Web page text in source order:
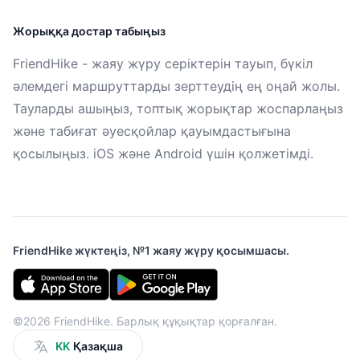
Жорыққа достар табыңыз
FriendHike - жаяу жүру серіктерін тауып, бүкіл
әлемдегі маршруттарды зерттеудің ең оңай жолы.
Тауларды ашыңыз, топтық жорықтар жоспарлаңыз
және табиғат әуесқойлар қауымдастығына
қосылыңыз. iOS және Android үшін қолжетімді.
FriendHike жүктеңіз, №1 жаяу жүру қосымшасы.
©2026 FriendHike. Барлық құқықтар қорғалған.
KK Қазақша